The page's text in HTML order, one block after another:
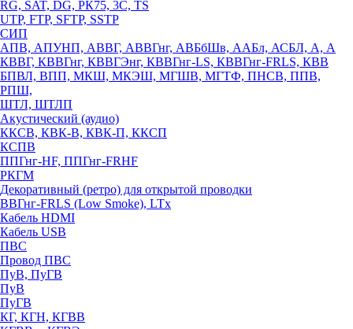
RG, SAT, DG, РК75, 3С, TS
UTP, FTP, SFTP, SSTP
СИП
АПВ, АПУНП, АВВГ, АВВГнг, АВБбШв, ААБл, АСБЛ, А, А
КВВГ, КВВГнг, КВВГЭнг, КВВГнг-LS, КВВГнг-FRLS, КВВ
БПВЛ, ВПП, МКШ, МКЭШ, МГШВ, МГТФ, ПНСВ, ППВ,
РПШ,
ШТЛ, ШТЛП
Акустический (аудио)
ККСВ, КВК-В, КВК-П, ККСП
КСПВ
ППГнг-HF, ППГнг-FRHF
РКГМ
Декоративный (ретро) для открытой проводки
ВВГнг-FRLS (Low Smoke), LTx
Кабель HDMI
Кабель USB
ПВС
Провод ПВС
ПуВ, ПуГВ
ПуВ
ПуГВ
КГ, КГН, КГВВ